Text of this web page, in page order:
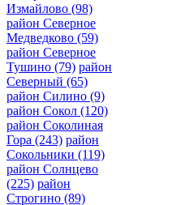
Измайлово (98)
район Северное
Медведково (59)
район Северное
Тушино (79) район
Северный (65)
район Силино (9)
район Сокол (120)
район Соколиная
Гора (243) район
Сокольники (119)
район Солнцево
(225) район
Строгино (89)